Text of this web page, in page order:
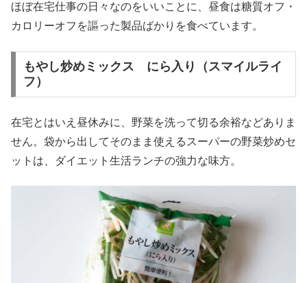
ほぼ在宅仕事の日々なのをいいことに、昼食は糖質オフ・
カロリーオフを謳った製品ばかりを食べています。
もやし炒めミックス にら入り（スマイルライ
フ）
在宅とはいえ昼休みに、野菜を洗って切る余裕などありま
せん。袋から出してそのまま使えるスーパーの野菜炒めセ
ットは、ダイエット生活ランチの強力な味方。